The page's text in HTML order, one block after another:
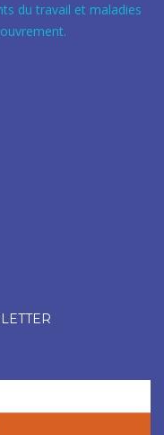
du travail et maladies